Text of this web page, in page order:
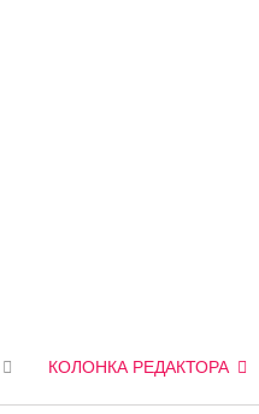
КОЛОНКА РЕДАКТОРА